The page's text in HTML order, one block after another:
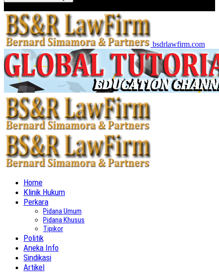
bsdrlawfirm.com
Home
Klinik Hukum
Perkara
Pidana Umum
Pidana Khusus
Tipikor
Politik
Aneka Info
Sindikasi
Artikel